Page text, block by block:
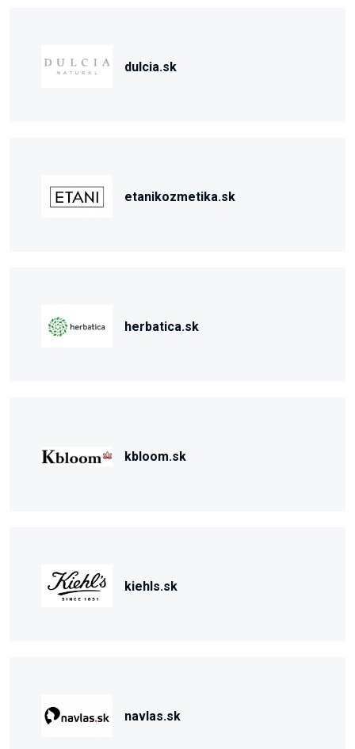
dulcia.sk
etanikozmetika.sk
herbatica.sk
kbloom.sk
kiehls.sk
navlas.sk